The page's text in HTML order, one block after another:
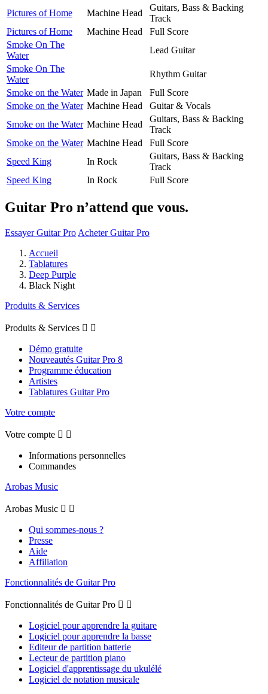
Pictures of Home
Machine Head
Guitars, Bass & Backing
Track
Pictures of Home
Machine Head
Full Score
Smoke On The
Water
Lead Guitar
Smoke On The
Water
Rhythm Guitar
Smoke on the Water Made in Japan
Full Score
Smoke on the Water Machine Head
Guitar & Vocals
Smoke on the Water Machine Head
Guitars, Bass & Backing
Track
Smoke on the Water Machine Head
Full Score
Speed King
In Rock
Guitars, Bass & Backing
Track
Speed King
In Rock Full Score
Guitar Pro n’attend que vous.
Essayer Guitar Pro Acheter Guitar Pro
Accueil
Tablatures
Deep Purple
Black Night
Produits & Services
Produits & Services  
Démo gratuite
Nouveautés Guitar Pro 8
Programme éducation
Artistes
Tablatures Guitar Pro
Votre compte
Votre compte  
Informations personnelles
Commandes
Arobas Music
Arobas Music  
Qui sommes-nous ?
Presse
Aide
Affiliation
Fonctionnalités de Guitar Pro
Fonctionnalités de Guitar Pro  
Logiciel pour apprendre la guitare
Logiciel pour apprendre la basse
Editeur de partition batterie
Lecteur de partition piano
Logiciel d'apprentissage du ukulélé
Logiciel de notation musicale